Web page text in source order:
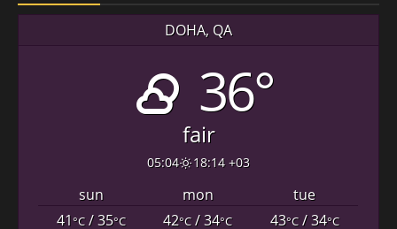
DOHA, QA
36°
fair
05:04 18:14 +03
sun mon
tue
41°C/ 35°C 42°C/ 34°C 43°C/ 34°C